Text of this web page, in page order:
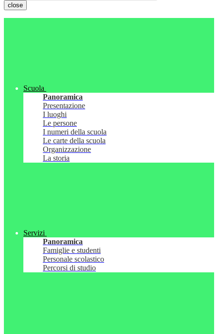
close
Scuola
Panoramica
Presentazione
I luoghi
Le persone
I numeri della scuola
Le carte della scuola
Organizzazione
La storia
Servizi
Panoramica
Famiglie e studenti
Personale scolastico
Percorsi di studio